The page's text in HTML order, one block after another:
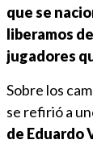
que se
liberamos
jugadores
Sobre los
se refirió a
de Eduardo